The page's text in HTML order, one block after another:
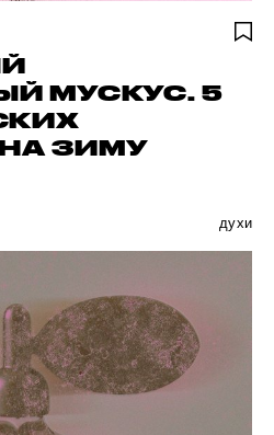
МУСКУС. 5
ЗИМУ
духи